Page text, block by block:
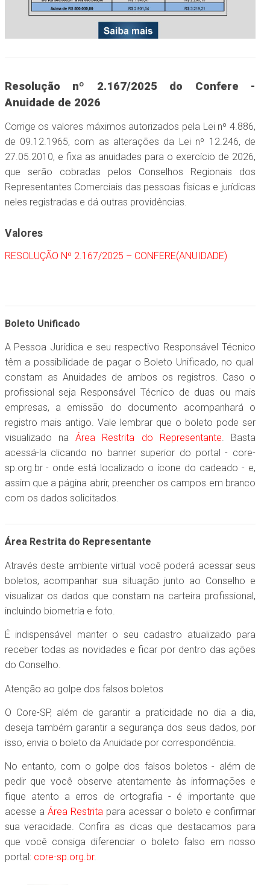
Resolução nº 2.167/2025 do Confere -
Anuidade de 2026
Corrige os valores máximos autorizados pela Lei nº 4.886,
de 09.12.1965, com as alterações da Lei nº 12.246, de
27.05.2010, e fixa as anuidades para o exercício de 2026,
que serão cobradas pelos Conselhos Regionais dos
Representantes Comerciais das pessoas físicas e jurídicas
neles registradas e dá outras providências.
Valores
RESOLUÇÃO Nº 2.167/2025 – CONFERE(ANUIDADE)
Boleto Unificado
A Pessoa Jurídica e seu respectivo Responsável Técnico
têm a possibilidade de pagar o Boleto Unificado, no qual
constam as Anuidades de ambos os registros. Caso o
profissional seja Responsável Técnico de duas ou mais
empresas, a emissão do documento acompanhará o
registro mais antigo. Vale lembrar que o boleto pode ser
visualizado na Área Restrita do Representante. Basta
acessá-la clicando no banner superior do portal - core-
sp.org.br - onde está localizado o ícone do cadeado - e,
assim que a página abrir, preencher os campos em branco
com os dados solicitados.
Área Restrita do Representante
Através deste ambiente virtual você poderá acessar seus
boletos, acompanhar sua situação junto ao Conselho e
visualizar os dados que constam na carteira profissional,
incluindo biometria e foto.
É indispensável manter o seu cadastro atualizado para
receber todas as novidades e ficar por dentro das ações
do Conselho.
Atenção ao golpe dos falsos boletos
O Core-SP, além de garantir a praticidade no dia a dia,
deseja também garantir a segurança dos seus dados, por
isso, envia o boleto da Anuidade por correspondência.
No entanto, com o golpe dos falsos boletos - além de
pedir que você observe atentamente às informações e
fique atento a erros de ortografia - é importante que
acesse a Área Restritapara acessar o boleto e confirmar
sua veracidade. Confira as dicas que destacamos para
que você consiga diferenciar o boleto falso em nosso
portal: core-sp.org.br.